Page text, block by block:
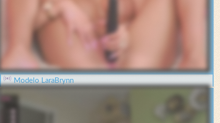
Modelo LaraBrynn